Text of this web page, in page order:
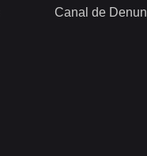
Canal de